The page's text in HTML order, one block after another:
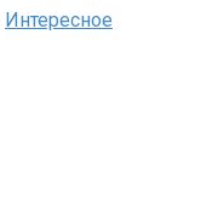
Интересное